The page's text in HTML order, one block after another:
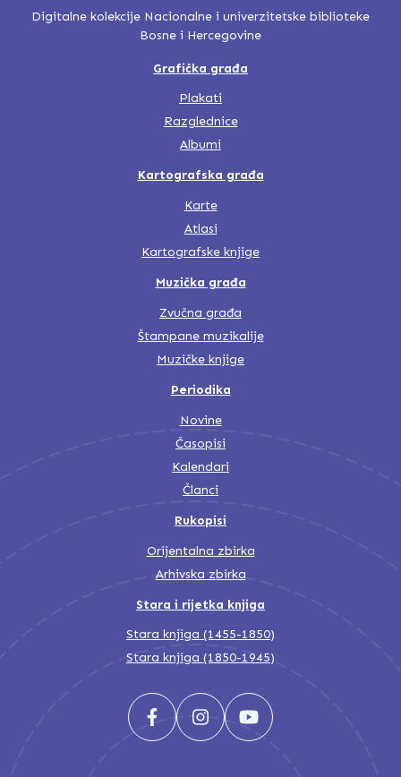
Digitalne kolekcije Nacionalne i univerzitetske biblioteke
Bosne i Hercegovine
Grafička građa
Plakati
Razglednice
Albumi
Kartografska građa
Karte
Atlasi
Kartografske knjige
Muzička građa
Zvučna građa
Štampane muzikalije
Muzičke knjige
Periodika
Novine
Časopisi
Kalendari
Članci
Rukopisi
Orijentalna zbirka
Arhivska zbirka
Stara i rijetka knjiga
Stara knjiga (1455-1850)
Stara knjiga (1850-1945)